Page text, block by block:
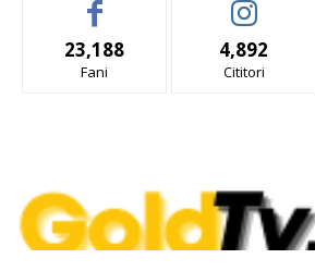
23,188
Fani
4,892
Cititori